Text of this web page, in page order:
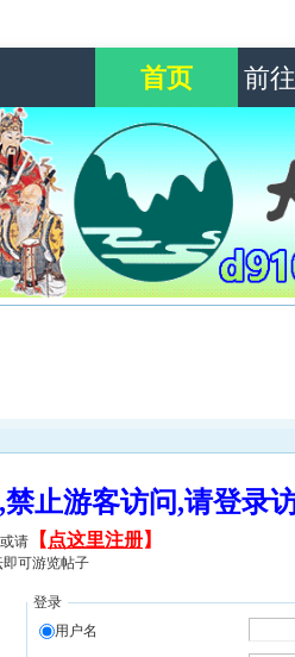
首页 前
,禁止游客访问,请登
请 【 点这里注册】
可游览帖子
登录
用户名